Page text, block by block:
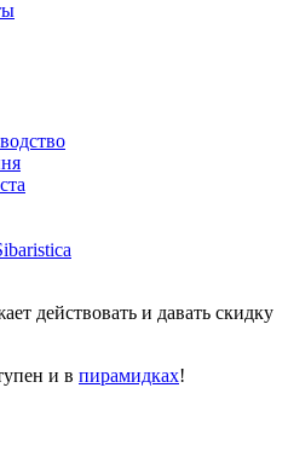
действовать и давать скидку
и в пирамидках!